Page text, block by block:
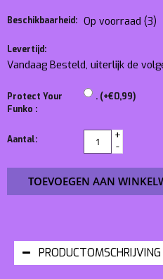
Beschikbaarheid: Op voorraad (3)
Levertijd:
Vandaag Besteld, uiterlijk de
Protect Your
Funko :
. (+€0,99)
Aantal:
+
-
TOEVOEGEN AAN
PRODUCTOMSCHRIJVING